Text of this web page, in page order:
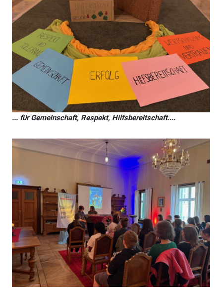
... für Gemeinschaft, Respekt, Hilfsbereitschaft....